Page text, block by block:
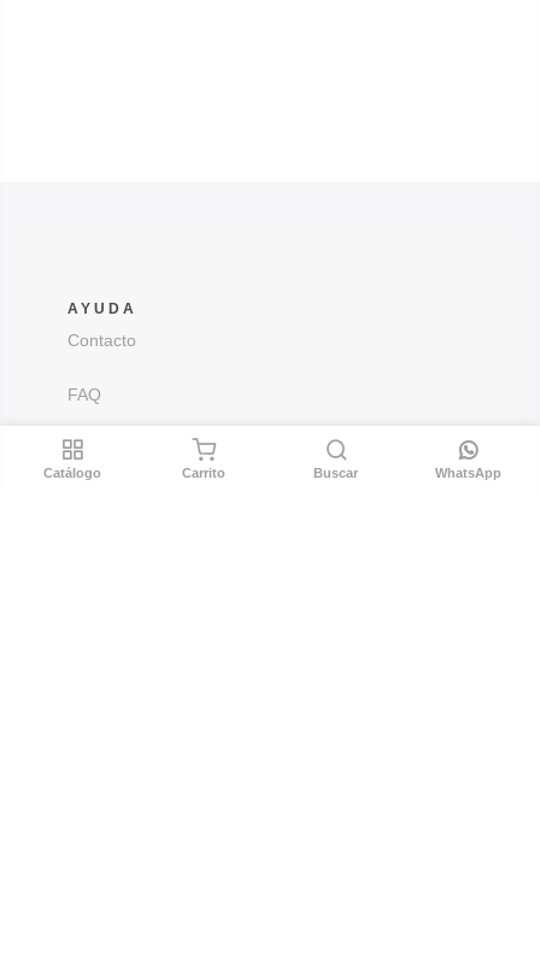
AYUDA
Contacto
FAQ
Libro de reclamaciones
Catálogo Carrito Buscar WhatsApp